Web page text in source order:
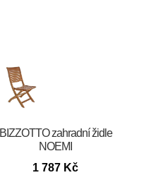
BIZZOTTO zahradní židle
NOEMI
1 787 Kč